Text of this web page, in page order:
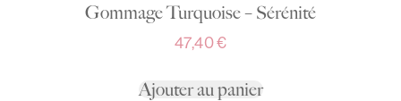
Gommage Turquoise – Sérénité
47,40€
Ajouter au panier